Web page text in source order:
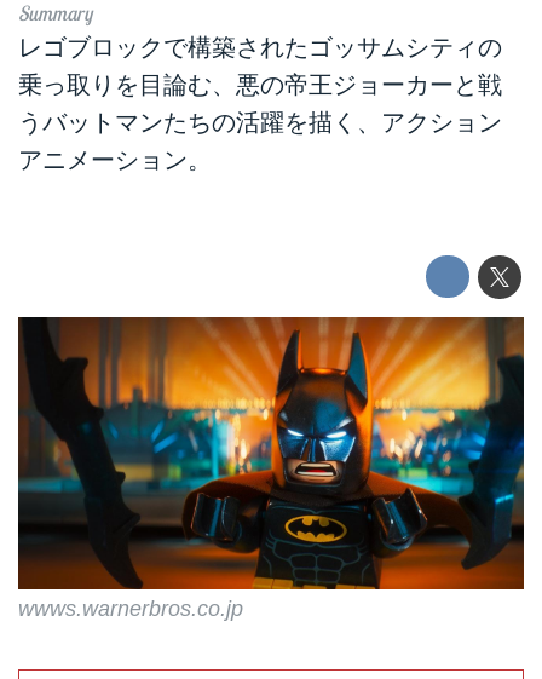
レゴブロックで構築されたゴッサムシティの
乗っ取りを目論む、悪の帝王ジョーカーと戦
うバットマンたちの活躍を描く、アクション
アニメーション。
wwws.warnerbros.co.jp